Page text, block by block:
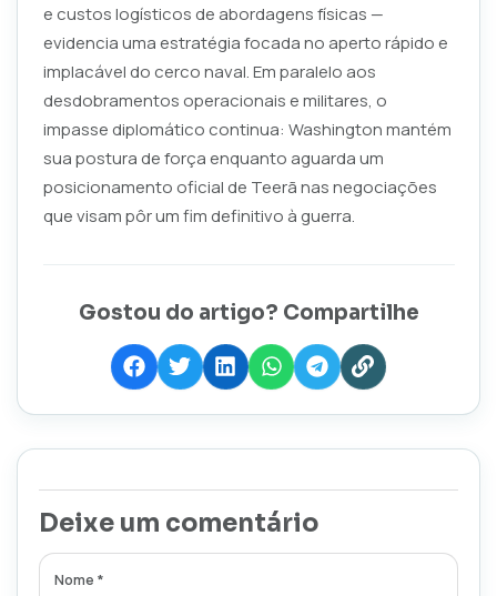
e custos logísticos de abordagens físicas —
evidencia uma estratégia focada no aperto rápido e
implacável do cerco naval. Em paralelo aos
desdobramentos operacionais e militares, o
impasse diplomático continua: Washington mantém
sua postura de força enquanto aguarda um
posicionamento oficial de Teerã nas negociações
que visam pôr um fim definitivo à guerra.
Gostou do artigo? Compartilhe
Deixe um comentário
Nome *